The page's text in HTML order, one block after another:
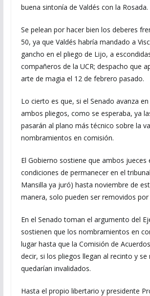
buena sintonía de Valdés con la Rosada.
Se pelean por hacer bien los deberes
50, ya que Valdés habría mandado a
gancho en el pliego de Lijo, a
compañeros de la UCR; despacho que
arte de magia el 12 de febrero pasado.
Lo cierto es que, si el Senado avanza
ambos pliegos, como se esperaba, ya
pasarán al plano más técnico sobre la
nombramientos en comisión.
El Gobierno sostiene que ambos jueces
condiciones de permanecer en el
Mansilla ya juró) hasta noviembre de
manera, solo pueden ser removidos
En el Senado toman el argumento del
sostienen que los nombramientos en
lugar hasta que la Comisión de
decir, si los pliegos llegan al recinto y se
quedarían invalidados.
Hasta el propio libertario y presidente